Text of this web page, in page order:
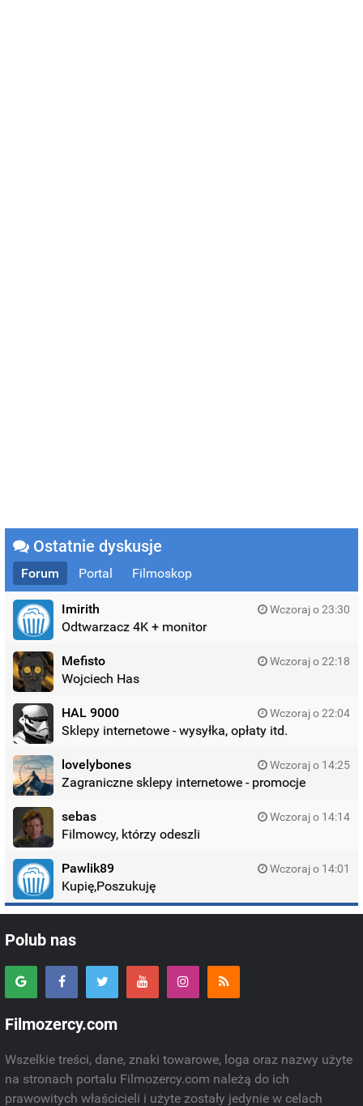
Ostatnie dyskusje
Forum Portal Filmoskop
Imirith Wczoraj o 23:30
Odtwarzacz 4K + monitor
Mefisto Wczoraj o 22:18
Wojciech Has
HAL 9000 Wczoraj o 22:04
Sklepy internetowe - wysyłka, opłaty itd.
lovelybones Wczoraj o 14:25
Zagraniczne sklepy internetowe - promocje
sebas Wczoraj o 14:14
Filmowcy, którzy odeszli
Pawlik89 Wczoraj o 14:01
Kupię,Poszukuję
Polub nas
Filmozercy.com
Wszelkie treści, dane, znaki towarowe, loga oraz nazwy użyte
na stronach portalu Filmozercy.com należą do ich
prawowitych właścicieli i użyte zostały jedynie w celach